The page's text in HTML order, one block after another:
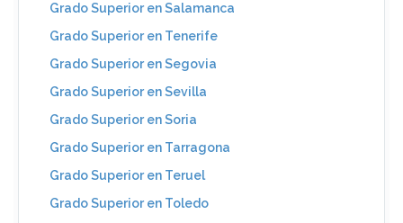
Grado Superior en Salamanca
Grado Superior en Tenerife
Grado Superior en Segovia
Grado Superior en Sevilla
Grado Superior en Soria
Grado Superior en Tarragona
Grado Superior en Teruel
Grado Superior en Toledo